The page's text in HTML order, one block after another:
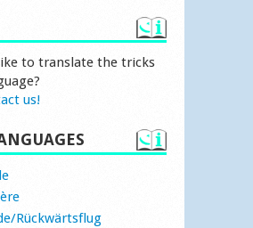
to translate the tricks
us!
Rückwärtsflug